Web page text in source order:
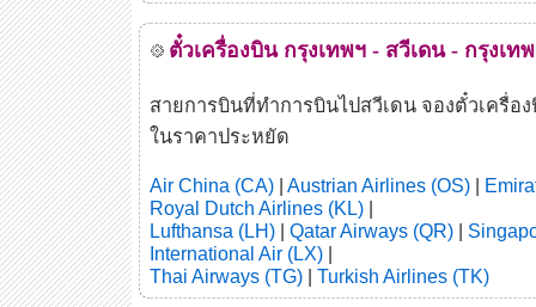
ตั๋วเครื่องบิน กรุงเทพฯ - สวีเดน - กรุงเท
สายการบินที่ทำการบินไปสวีเดน จองตั๋วเครื่อ
ในราคาประหยัด
Air China (CA) | Austrian Airlines (OS) |
Royal Dutch Airlines (KL) |
Lufthansa (LH) | Qatar Airways (QR) |
International Air (LX) |
Thai Airways (TG) | Turkish Airlines (TK)